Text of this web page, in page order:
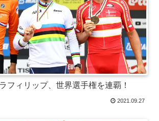
フィリップ、世界選手権を連覇！
2021.09.27